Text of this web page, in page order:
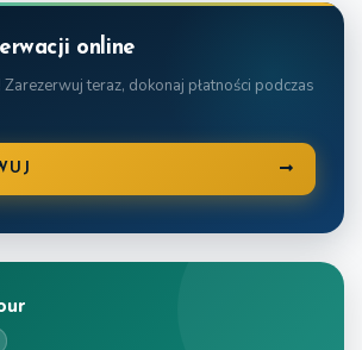
online
Zarezerwuj teraz, dokonaj płatności podczas